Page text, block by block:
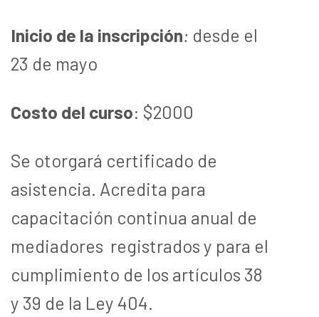
Inicio de la inscripción: desde el
23 de mayo
Costo del curso: $2000
Se otorgará certificado de
asistencia. Acredita para
capacitación continua anual de
mediadores registrados y para el
cumplimiento de los artículos 38
y 39 de la Ley 404.